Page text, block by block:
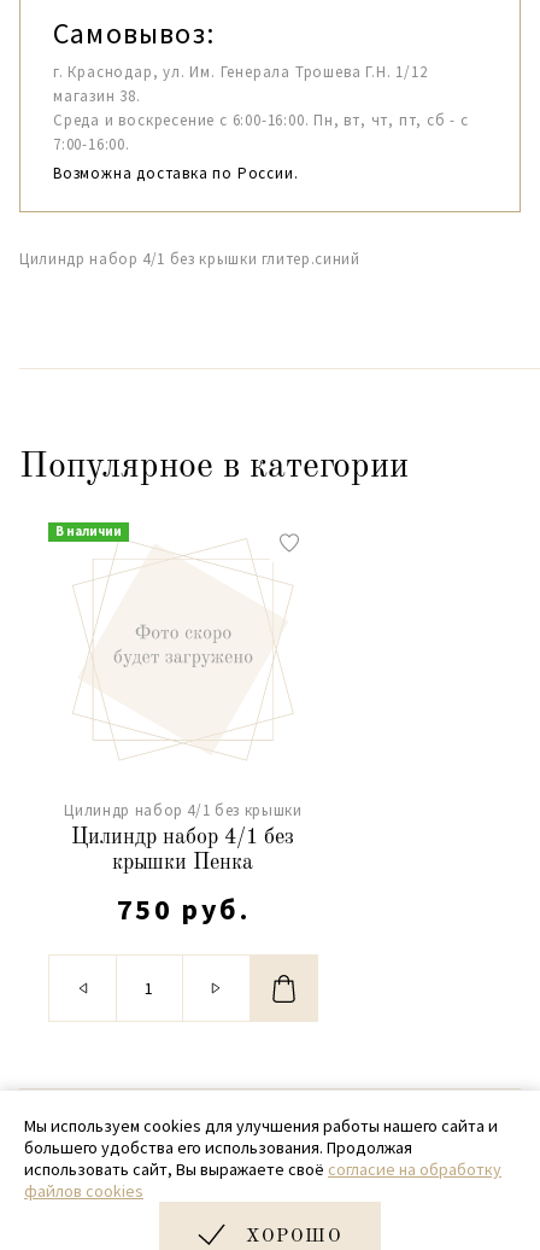
Самовывоз:
г. Краснодар, ул. Им. Генерала Трошева Г.Н. 1/12
магазин 38.
Среда и воскресение с 6:00-16:00. Пн, вт, чт, пт, сб - с
7:00-16:00.
Возможна доставка по России.
Цилиндр набор 4/1 без крышки глитер.синий
Популярное в категории
В наличии
Цилиндр набор 4/1 без крышки
Цилиндр набор 4/1 без
крышки Пенка
750 руб.
© 2020 - 2026 SamPack
+ 7 (918) 699-97-87
zakaz@sampack.store
Мы используем cookies для улучшения работы нашего сайта и
большего удобства его использования. Продолжая
использовать сайт, Вы выражаете своё согласие на обработку
файлов cookies
ХОРОШО